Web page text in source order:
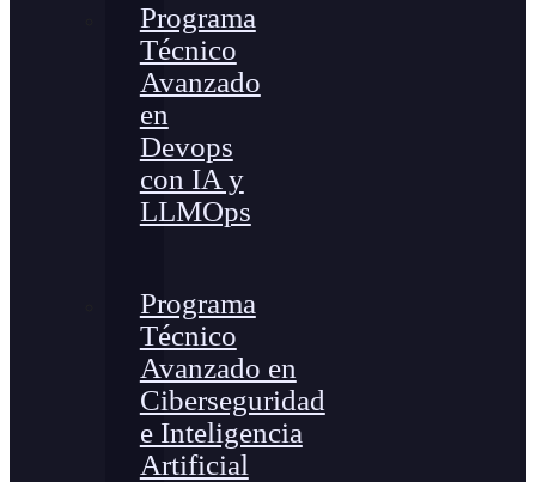
Programa
Técnico
Avanzado
en
Devops
con IA y
LLMOps
Programa
Técnico
Avanzado en
Ciberseguridad
e Inteligencia
Artificial